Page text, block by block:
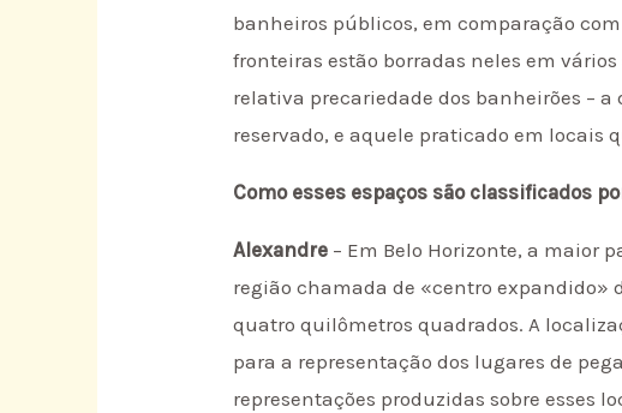
banheiros públicos, em comparação
fronteiras estão borradas neles em
relativa precariedade dos banheirões –
reservado, e aquele praticado em
Como esses espaços são classificados
Alexandre – Em Belo Horizonte, a maior
região chamada de «centro expandido»
quatro quilômetros quadrados. A
para a representação dos lugares de
representações produzidas sobre esses